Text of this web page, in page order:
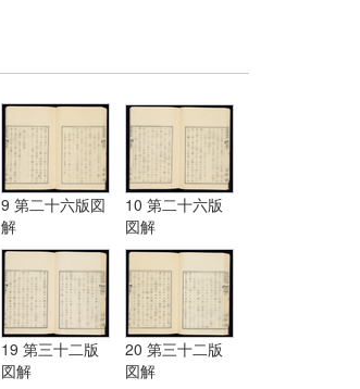
9 第二十六版図
解
10 第二十六版
図解
19 第三十二版
図解
20 第三十二版
図解